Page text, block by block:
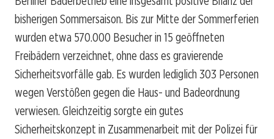
bisherigen Sommersaison. Bis zur Mitte der Sommerferien
wurden etwa 570.000 Besucher in 15 geöffneten
Freibädern verzeichnet, ohne dass es gravierende
Sicherheitsvorfälle gab. Es wurden lediglich 303 Personen
wegen Verstößen gegen die Haus- und Badeordnung
verwiesen. Gleichzeitig sorgte ein gutes
Sicherheitskonzept in Zusammenarbeit mit der Polizei für